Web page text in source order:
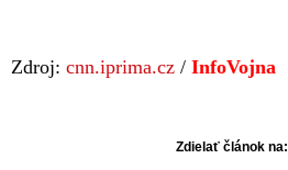
Zdroj: cnn.iprima.cz / InfoVojna
Zdielať článok na: